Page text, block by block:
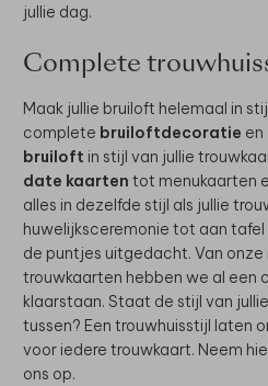
jullie dag.
Complete
Maak jullie bruiloft helemaal in
complete bruiloftdecoratie en
bruiloft in stijl van jullie
date kaarten tot menukaarten
alles in dezelfde stijl als jullie
huwelijksceremonie tot aan
de puntjes uitgedacht. Van
trouwkaarten hebben we al een
klaarstaan. Staat de stijl van
tussen? Een trouwhuisstijl laten
voor iedere trouwkaart. Neem
ons op.